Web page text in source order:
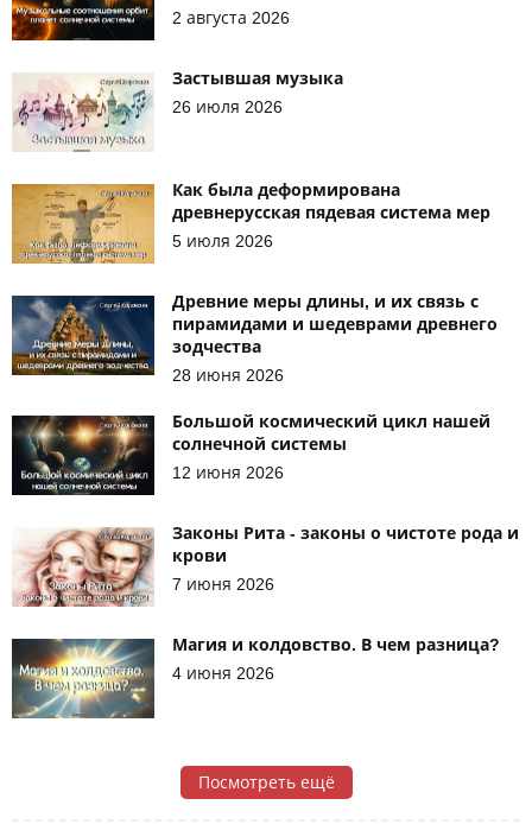
2 августа 2026
Застывшая музыка
26 июля 2026
Как была деформирована
древнерусская пядевая система мер
5 июля 2026
Древние меры длины, и их связь с
пирамидами и шедеврами древнего
зодчества
28 июня 2026
Большой космический цикл нашей
солнечной системы
12 июня 2026
Законы Рита - законы о чистоте рода и
крови
7 июня 2026
Магия и колдовство. В чем разница?
4 июня 2026
Посмотреть ещё